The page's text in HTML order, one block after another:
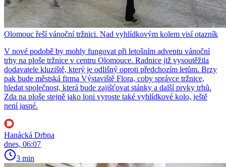
Olomouc řeší vánoční tržnici. Nad vyhlídkovým kolem visí otazník
V nové podobě by mohly fungovat při letošním adventu vánoční
trhy na ploše tržnice v centru Olomouce. Radnice již vysoutěžila
dodavatele kluziště, který je odlišný oproti předchozím letům. Brzy
pak bude městská firma Výstaviště Flora, coby správce tržnice,
hledat společnost, která bude zajišťovat stánky a další prvky trhů.
Zda na ploše stejně jako loni vyroste také vyhlídkové kolo, ještě
není jasné.
Hanácká Drbna
dnes, 06:07
3 min